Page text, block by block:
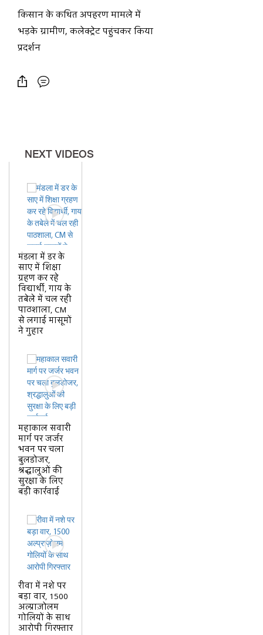
किसान के कथित अपहरण मामले में
भड़के ग्रामीण, कलेक्ट्रेट पहुंचकर किया
प्रदर्शन
NEXT VIDEOS
मंडला में डर के
साए में शिक्षा
ग्रहण कर रहे
विद्यार्थी, गाय के
तबेले में चल रही
पाठशाला, CM
से लगाई मासूमों
ने गुहार
महाकाल सवारी
मार्ग पर जर्जर
भवन पर चला
बुलडोजर,
श्रद्धालुओं की
सुरक्षा के लिए
बड़ी कार्रवाई
रीवा में नशे पर
बड़ा वार, 1500
अल्प्राज़ोलम
गोलियों के साथ
आरोपी गिरफ्तार